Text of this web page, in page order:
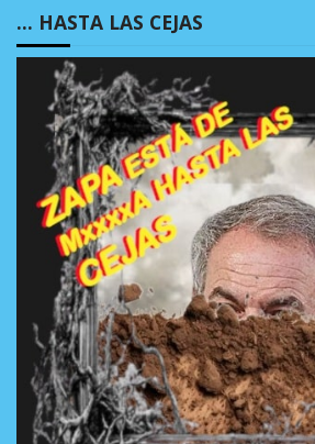
… HASTA LAS CEJAS